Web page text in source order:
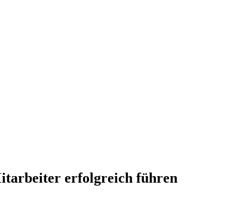
erfolgreich führen